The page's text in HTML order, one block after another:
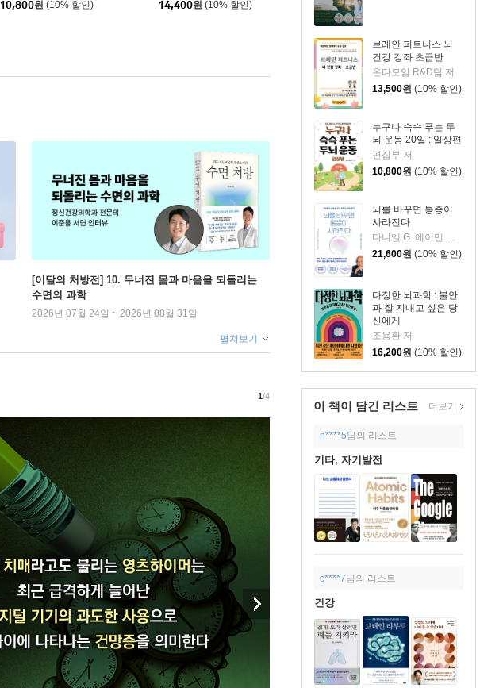
브레인 피트니스 뇌
건강 강좌 초급반
온다모임 R&D팀 저
13,500원 (10% 할인)
누구나 슥슥 푸는 두
뇌 운동 20일 : 일상편
편집부 저
10,800원 (10% 할인)
뇌를 바꾸면 통증이
사라진다
다니엘 G. 에이멘 저/김성훈 역
21,600원 (10% 할인)
다정한 뇌과학 : 불안
과 잘 지내고 싶은 당
신에게
조용환 저
16,200원 (10% 할인)
이 책이 담긴 리스트 더보기
n****5님의 리스트
기타, 자기발전
c****7님의 리스트
건강
10,800원 (10% 할인)
14,400원 (10% 할인)
[이달의 처방전] 10. 무너진 몸과 마음을 되돌리는
수면의 과학
2026년 07월 24일 ~ 2026년 08월 31일
펼쳐보기
1/4